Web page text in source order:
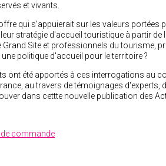
et vivants.
qui s'appuierait sur les valeurs portées
stratégie d'accueil touristique à partir
Grand Site et professionnels du tourisme,
politique d'accueil pour le territoire ?
ont été apportés à ces interrogations au
au travers de témoignages
dans cettte nouvelle publication des
commande